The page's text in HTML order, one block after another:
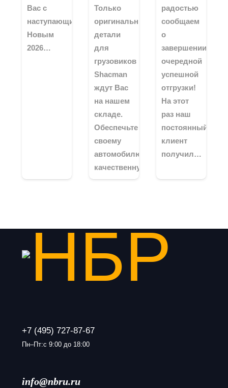
Вас с
наступающим
Новым
2026…
Только
оригинальные
детали
для
грузовиков
Shacman
ждут Вас
на нашем
складе.
Обеспечьте
своему
автомобилю
качественную…
радостью
сообщаем
о
завершении
очередной
успешной
отгрузки!
На этот
раз наш
постоянный
клиент
получил…
+7 (495) 727-87-67
Пн–Пт:с 9:00 до 18:00
info@nbru.ru